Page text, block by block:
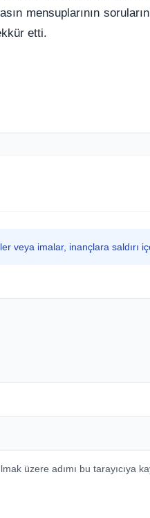
mensuplarının
etti.
veya imalar, inançlara saldırı
üzere adımı bu tarayıcıya